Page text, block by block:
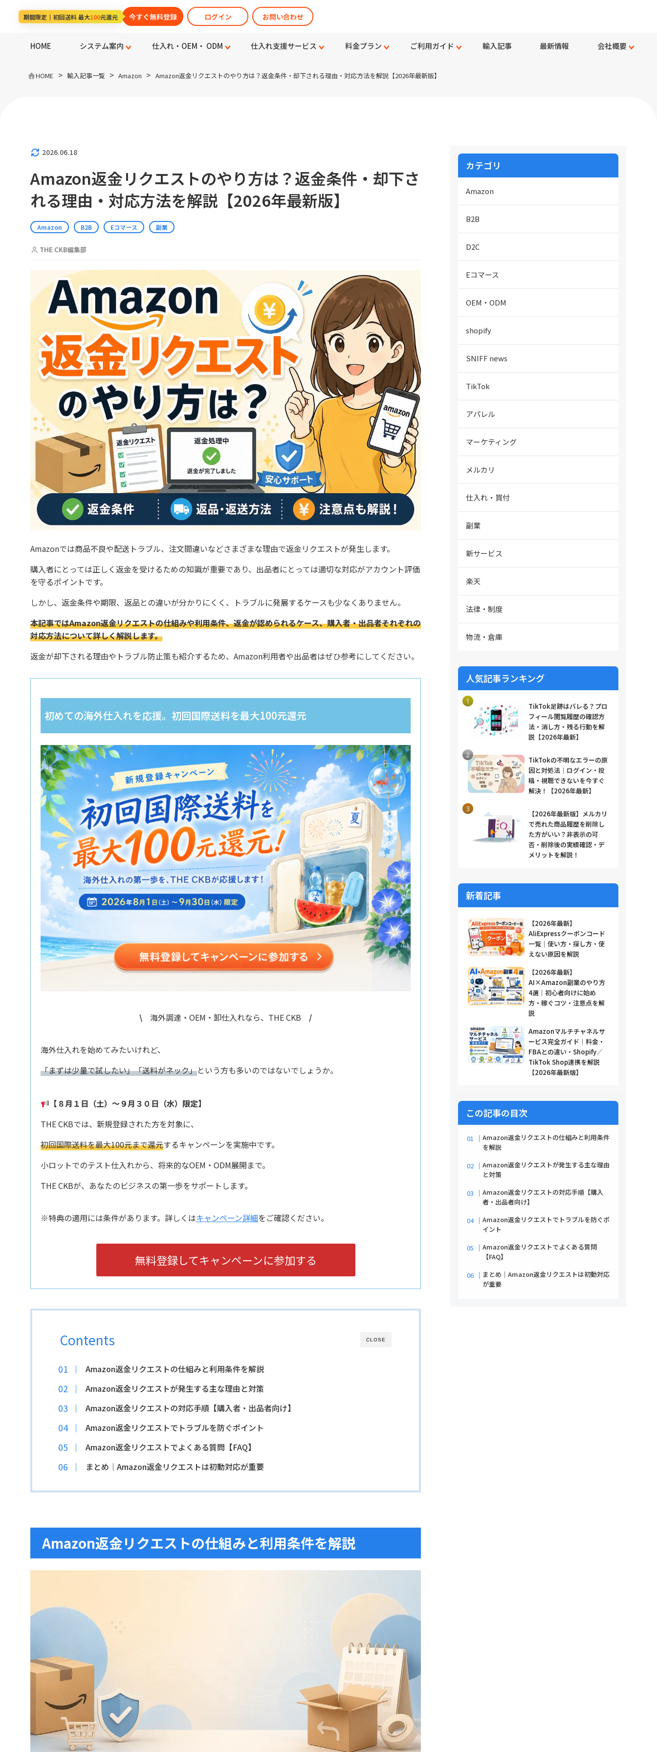
期間限定 初回送料 最大100元還元 今すぐ無料登録 ログイン お問い合わせ
HOME システム案内 仕入れ・OEM・ ODM 仕入れ支援サービス 料金プラン ご利用ガイド 輸入記事 最新情報 会社概要
HOME > 輸入記事一覧 > Amazon > Amazon返金リクエストのやり方は？返金条件・却下される理由・対応方法を解説【2026年最新版】
2026.06.18
Amazon返金リクエストのやり方は？返金条件・却下さ
れる理由・対応方法を解説【2026年最新版】
Amazon B2B Eコマース 副業
THE CKB編集部
Amazonでは商品不良や配送トラブル、注文間違いなどさまざまな理由で返金リクエストが発生します。
購入者にとっては正しく返金を受けるための知識が重要であり、出品者にとっては適切な対応がアカウント評価
を守るポイントです。
しかし、返金条件や期限、返品との違いが分かりにくく、トラブルに発展するケースも少なくありません。
本記事ではAmazon返金リクエストの仕組みや利用条件、返金が認められるケース、購入者・出品者それぞれの
対応方法について詳しく解説します。
返金が却下される理由やトラブル防止策も紹介するため、Amazon利用者や出品者はぜひ参考にしてください。
初めての海外仕入れを応援。初回国際送料を最大100元還元
\ 海外調達・OEM・卸仕入れなら、THE CKB /
海外仕入れを始めてみたいけれど、
「まずは少量で試したい」「送料がネック」という方も多いのではないでしょうか。
【８月１日（土）〜９月３０日（水）限定】
THE CKBでは、新規登録された方を対象に、
初回国際送料を最大100元まで還元するキャンペーンを実施中です。
小ロットでのテスト仕入れから、将来的なOEM・ODM展開まで。
THE CKBが、あなたのビジネスの第一歩をサポートします。
※特典の適用には条件があります。詳しくはキャンペーン詳細をご確認ください。
無料登録してキャンペーンに参加する
CLOSE
Contents
Amazon返金リクエストの仕組みと利用条件を解説
Amazon返金リクエストが発生する主な理由と対策
Amazon返金リクエストの対応手順【購入者・出品者向け】
Amazon返金リクエストでトラブルを防ぐポイント
Amazon返金リクエストでよくある質問【FAQ】
まとめ｜Amazon返金リクエストは初動対応が重要
Amazon返金リクエストの仕組みと利用条件を解説
カテゴリ
Amazon
B2B
D2C
Eコマース
OEM・ODM
shopify
SNIFF news
TikTok
アパレル
マーケティング
メルカリ
仕入れ・買付
副業
新サービス
楽天
法律・制度
物流・倉庫
人気記事ランキング
TikTok足跡はバレる？プロ
フィール閲覧履歴の確認方
法・消し方・残る行動を解
説【2026年最新】
TikTokの不明なエラーの原
因と対処法｜ログイン・投
稿・視聴できないを今すぐ
解決！【2026年最新】
【2026年最新版】メルカリ
で売れた商品履歴を削除し
た方がいい？非表示の可
否・削除後の実績確認・デ
メリットを解説！
新着記事
【2026年最新】
AliExpressクーポンコード
一覧｜使い方・探し方・使
えない原因を解説
【2026年最新】
AI×Amazon副業のやり方
4選｜初心者向けに始め
方・稼ぐコツ・注意点を解
説
Amazonマルチチャネルサ
ービス完全ガイド｜料金・
FBAとの違い・Shopify／
TikTok Shop連携を解説
【2026年最新版】
この記事の目次
Amazon返金リクエストの仕組みと利用条件
を解説
Amazon返金リクエストが発生する主な理由
と対策
Amazon返金リクエストの対応手順【購入
者・出品者向け】
Amazon返金リクエストでトラブルを防ぐポ
イント
Amazon返金リクエストでよくある質問
【FAQ】
まとめ｜Amazon返金リクエストは初動対応
が重要